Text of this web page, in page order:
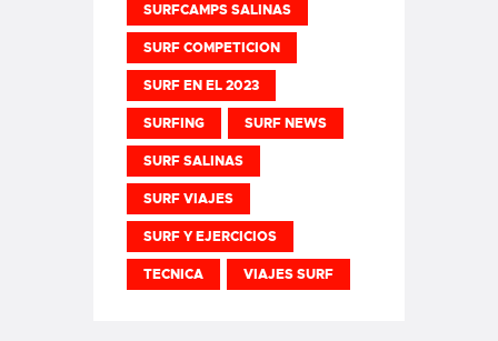
SURFCAMPS SALINAS
SURF COMPETICION
SURF EN EL 2023
SURFING SURF NEWS
SURF SALINAS
SURF VIAJES
SURF Y EJERCICIOS
TECNICA VIAJES SURF